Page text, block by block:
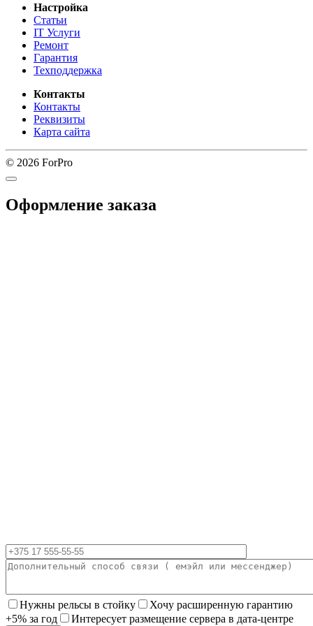
Настройка
Статьи
IT Услуги
Ремонт
Гарантия
Техподдержка
Контакты
Контакты
Реквизиты
Карта сайта
© 2026 ForPro
Оформление заказа
Нужны рельсы в стойку
Хочу расширенную гарантию
+5% за год
Интересует размещение сервера в дата-центре